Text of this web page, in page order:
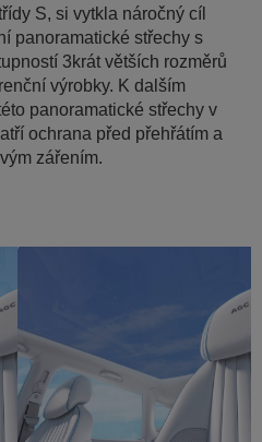
S, si vytkla náročný cíl
panoramatické střechy s
3krát větších rozměrů
výrobky. K dalším
panoramatické střechy v
ochrana před přehřátím a
zářením.